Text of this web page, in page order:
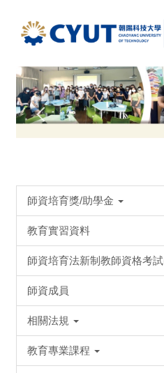
師資培育獎/助學金
教育實習資料
師資培育法新制教師資格考
師資成員
相關法規
教育專業課程